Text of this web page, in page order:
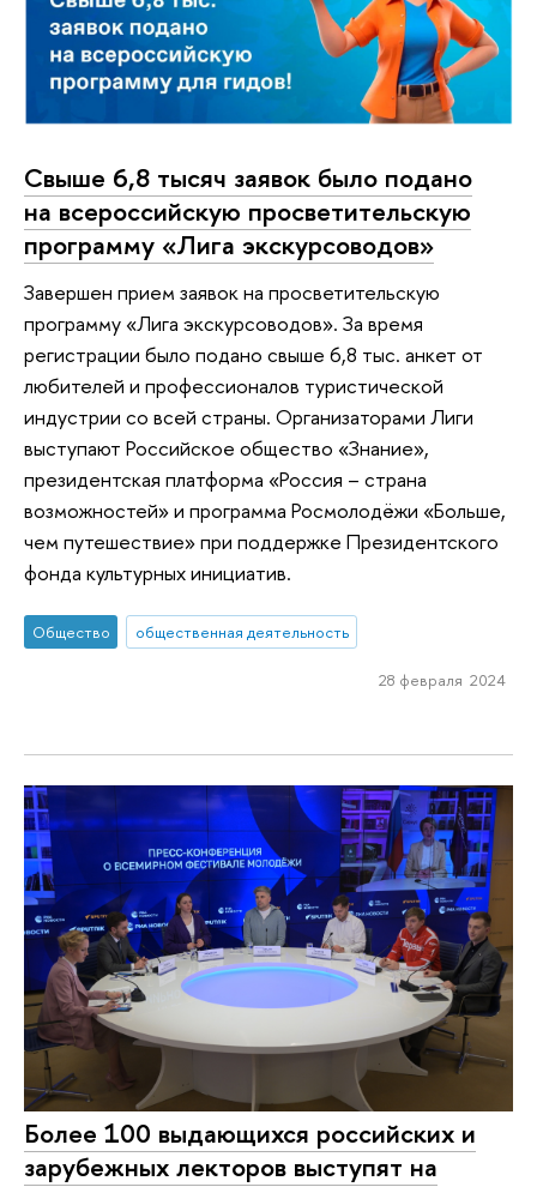
Свыше 6,8 тысяч заявок было подано
на всероссийскую просветительскую
программу «Лига экскурсоводов»
Завершен прием заявок на просветительскую
программу «Лига экскурсоводов». За время
регистрации было подано свыше 6,8 тыс. анкет от
любителей и профессионалов туристической
индустрии со всей страны. Организаторами Лиги
выступают Российское общество «Знание»,
президентская платформа «Россия – страна
возможностей» и программа Росмолодёжи «Больше,
чем путешествие» при поддержке Президентского
фонда культурных инициатив.
Общество общественная деятельность
28 февраля 2024
Более 100 выдающихся российских и
зарубежных лекторов выступят на